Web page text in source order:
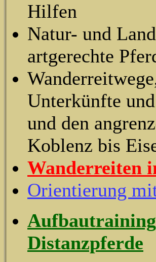
Hilfen
Natur- und
artgerechte
Unterkünfte
und den
Koblenz bis
Wanderreiten
Orientierung
Distanzpferde